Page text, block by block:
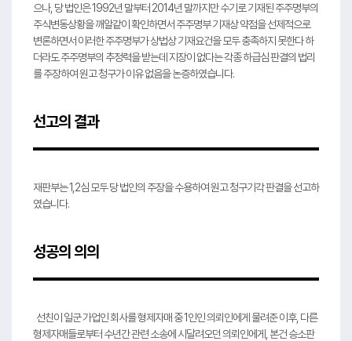
으나, 당 법인은 1992년 말부터 2014년 말까지만 수기로 기재된 주주명부의
주식변동상황을 깨알같이 확인하면서 주주명부 기재상 약점을 선제적으로
변론하면서 이러한 주주명부가 상법상 기재요건을 모두 충족하지 못한다 하
더라도 주주명부의 추정력을 받는데 지장이 없다는 각종 하급심 판결의 법리
를 주장하여 원고 청구가 이유 없음을 논증하였습니다.
선고의 결과
재판부는 1,2심 모두 당 법인의 주장을 수용하여 원고 청구기각 판결을 선고하
였습니다.
성공의 의의
선친이 일군 가업인 회사를 형제자매 중 1인인 의뢰인에게 물려준 이후, 다른
형제자매들로부터 수년간 관련 소송에 시달려오던 의뢰인에게, 본건 승소판